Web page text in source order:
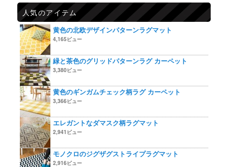
人気のアイテム
黄色の北欧デザインパターンラグマット
4,165ビュー
緑と茶色のグリッドパターンラグ カーペット
3,380ビュー
黄色のギンガムチェック柄ラグ カーペット
3,366ビュー
エレガントなダマスク柄ラグマット
2,941ビュー
モノクロのジグザグストライプラグマット
2,916ビュー